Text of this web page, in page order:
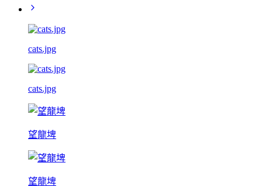
cats.jpg
cats.jpg
望龍埤
望龍埤